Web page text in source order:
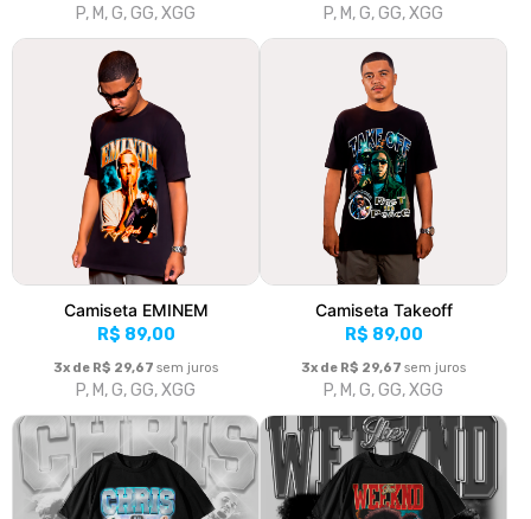
P, M, G, GG, XGG P, M, G, GG, XGG
Camiseta EMINEM
R$ 89,00
3x de R$ 29,67 sem juros
P, M, G, GG, XGG
Camiseta Takeoff
R$ 89,00
3x de R$ 29,67 sem juros
P, M, G, GG, XGG